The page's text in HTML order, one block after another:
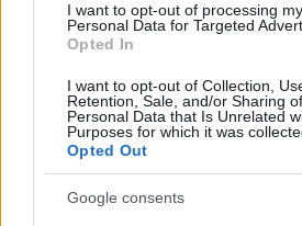
I want to opt-out of processing my
Personal Data for Targeted
Opted In
I want to opt-out of Collection,
Retention, Sale, and/or Sharing
Personal Data that Is Unrelated
Purposes for which it was
Opted Out
Google consents